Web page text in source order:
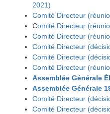
2021)
Comité Directeur
Comité Directeur
Comité Directeur
Comité Directeur
Comité Directeur
Comité Directeur
Assemblée Générale
Assemblée Générale
Comité Directeur
Comité Directeur